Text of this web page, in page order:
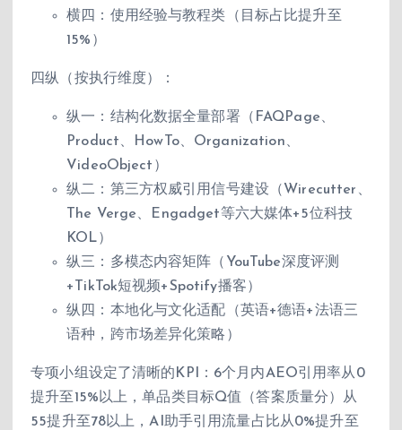
横四：使用经验与教程类（目标占比提升至
15%）
四纵（按执行维度）：
纵一：结构化数据全量部署（FAQPage、
Product、HowTo、Organization、
VideoObject）
纵二：第三方权威引用信号建设（Wirecutter、
The Verge、Engadget等六大媒体+5位科技
KOL）
纵三：多模态内容矩阵（YouTube深度评测
+TikTok短视频+Spotify播客）
纵四：本地化与文化适配（英语+德语+法语三
语种，跨市场差异化策略）
专项小组设定了清晰的KPI：6个月内AEO引用率从0
提升至15%以上，单品类目标Q值（答案质量分）从
55提升至78以上，AI助手引用流量占比从0%提升至